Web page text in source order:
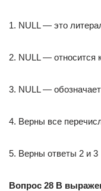
1. NULL — это
2. NULL — относится
3. NULL —
4. Верны все
5. Верны ответы 2 и 3
Вопрос 28 В